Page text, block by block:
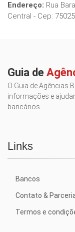
Endereço: Rua
Central - Cep:
Guia de
O Guia de Agências
informações e
bancários.
Links
Bancos
Contato &
Termos e